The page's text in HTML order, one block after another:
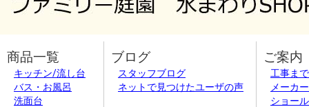
商品一覧
キッチン/流し台
バス・お風呂
洗面台
ブログ
スタッフブログ
ネットで見つけたユーザの声
ご案内
工事ま
メーカ
ショー